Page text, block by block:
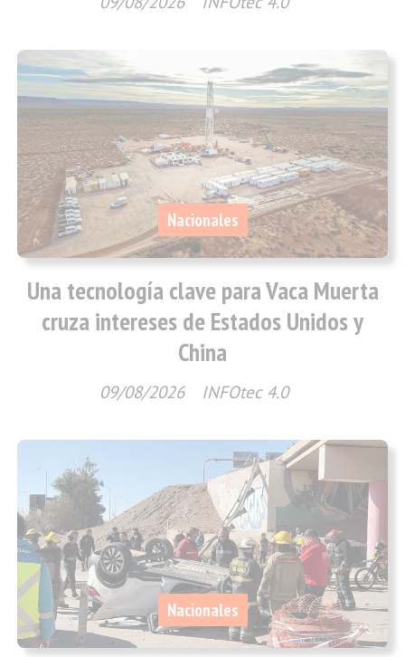
Una tecnología clave para Vaca Muerta
cruza intereses de Estados Unidos y
China
INFOtec 4.0
Nacionales
09/08/2026
Nacionales